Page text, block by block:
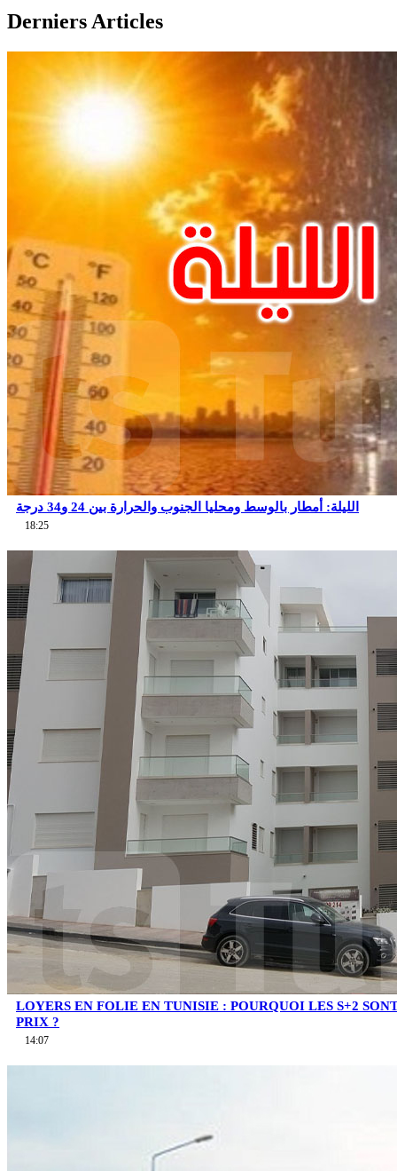
Derniers Articles
الليلة: أمطار بالوسط ومحليا الجنوب والحرارة بين 24 و34 درجة
18:25
LOYERS EN FOLIE EN TUNISIE : POURQUOI LES S+2
PRIX ?
14:07